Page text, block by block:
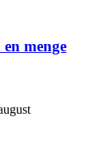
menge